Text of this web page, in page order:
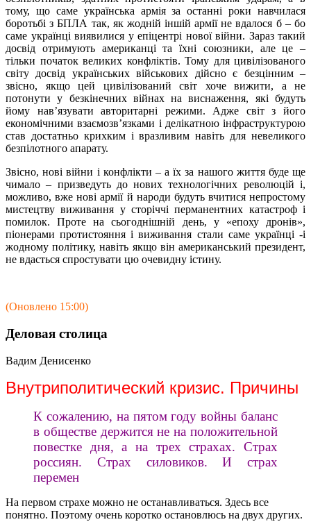
тому, що саме українська армія за останні роки навчилася
боротьбі з БПЛА так, як жодній іншій армії не вдалося б – бо
саме українці виявилися у епіцентрі нової війни. Зараз такий
досвід отримують американці та їхні союзники, але це –
тільки початок великих конфліктів. Тому для цивілізованого
світу досвід українських військових дійсно є безцінним –
звісно, якщо цей цивілізований світ хоче вижити, а не
потонути у безкінечних війнах на виснаження, які будуть
йому навʼязувати авторитарні режими. Адже світ з його
економічними взаємозвʼязками і делікатною інфраструктурою
став достатньо крихким і вразливим навіть для невеликого
безпілотного апарату.
Звісно, нові війни і конфлікти – а їх за нашого життя буде ще
чимало – призведуть до нових технологічних революцій і,
можливо, вже нові армії й народи будуть вчитися непростому
мистецтву виживання у сторіччі перманентних катастроф і
помилок. Проте на сьогоднішній день, у «епоху дронів»,
піонерами протистояння і виживання стали саме українці -і
жодному політику, навіть якщо він американський президент,
не вдасться спростувати цю очевидну істину.
(Оновлено 15:00)
Деловая столица
Вадим Денисенко
Внутриполитический кризис. Причины
К сожалению, на пятом году войны баланс
в обществе держится не на положительной
повестке дня, а на трех страхах. Страх
россиян. Страх силовиков. И страх
перемен
На первом страхе можно не останавливаться. Здесь все
понятно. Поэтому очень коротко остановлюсь на двух других.